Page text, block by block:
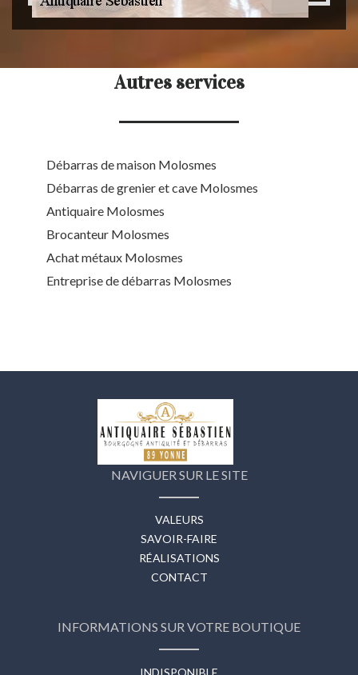
Autres services
Débarras de maison Molosmes
Débarras de grenier et cave Molosmes
Antiquaire Molosmes
Brocanteur Molosmes
Achat métaux Molosmes
Entreprise de débarras Molosmes
NAVIGUER SUR LE SITE
VALEURS
SAVOIR-FAIRE
RÉALISATIONS
CONTACT
INFORMATIONS SUR VOTRE BOUTIQUE
INDISPONIBLE